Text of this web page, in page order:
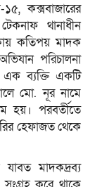
১৫, কক্সবাজারের
থানাধীন
কতিপয় মাদক
পরিচালনা
ব্যক্তি একটি
মো. নূর নামে
পরবর্তীতে
হেফাজত থেকে
যাবত মাদকদ্রব্য